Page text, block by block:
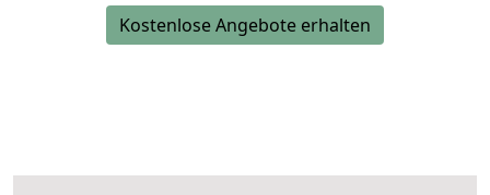
Kostenlose Angebote erhalten